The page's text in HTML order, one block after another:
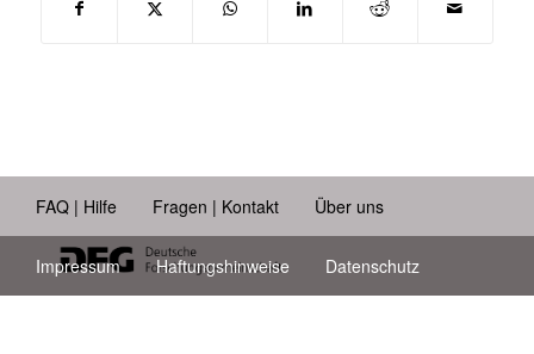
FAQ | Hilfe Fragen | Kontakt Über uns
Impressum Haftungshinweise Datenschutz